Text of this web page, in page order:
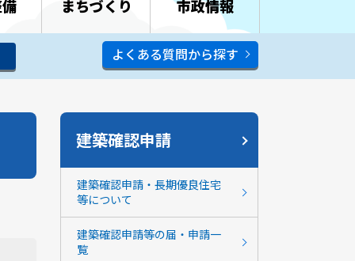
まちづくり 市政情報
よくある質問から探す
建築確認申請
建築確認申請・長期優良住宅
等について
建築確認申請等の届・申請一
覧